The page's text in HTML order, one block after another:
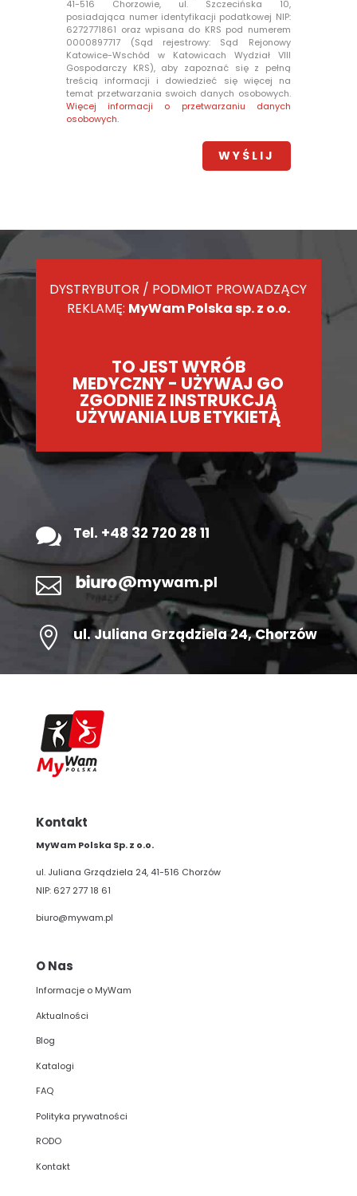
41-516 Chorzowie, ul. Szczecińska 10,
posiadająca numer identyfikacji podatkowej NIP:
6272771861 oraz wpisana do KRS pod numerem
0000897717 (Sąd rejestrowy: Sąd Rejonowy
Katowice-Wschód w Katowicach Wydział VIII
Gospodarczy KRS), aby zapoznać się z pełną
treścią informacji i dowiedzieć się więcej na
temat przetwarzania swoich danych osobowych.
Więcej informacji o przetwarzaniu danych
osobowych.
DYSTRYBUTOR / PODMIOT PROWADZĄCY
REKLAMĘ: MyWam Polska sp. z o.o.
TO JEST WYRÓB
MEDYCZNY - UŻYWAJ GO
ZGODNIE Z INSTRUKCJĄ
UŻYWANIA LUB ETYKIETĄ
 Tel. +48 32 720 28 11

 ul.Juliana Grządziela 24, Chorzów
Kontakt
MyWam Polska Sp. z o.o.
ul. Juliana Grządziela 24, 41-516 Chorzów
NIP: 627 277 18 61
biuro@mywam.pl
O Nas
Informacje o MyWam
Aktualności
Blog
Katalogi
FAQ
Polityka prywatności
RODO
Kontakt